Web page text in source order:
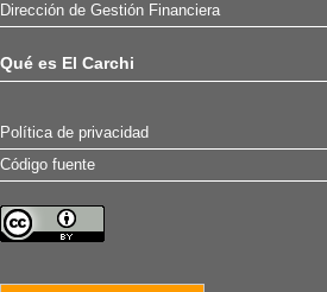
Dirección de Gestión Financiera
Qué es El Carchi
Política de privacidad
Código fuente